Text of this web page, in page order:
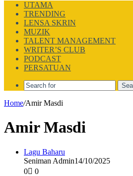
UTAMA
TRENDING
LENSA SKRIN
MUZIK
TALENT MANAGEMENT
WRITER’S CLUB
PODCAST
PERSATUAN
Home/Amir Masdi
Amir Masdi
Lagu Baharu
Seniman Admin14/10/2025
0
0